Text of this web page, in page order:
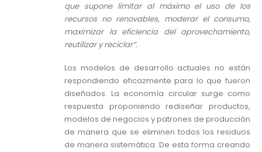
que supone limitar al máximo el uso de los
recursos no renovables, moderar el consumo,
maximizar la eficiencia del aprovechamiento,
reutilizar y reciclar”.
Los modelos de desarrollo actuales no están
respondiendo eficazmente para lo que fueron
diseñados. La economía circular surge como
respuesta proponiendo rediseñar productos,
modelos de negocios y patrones de producción
de manera que se eliminen todos los residuos
de manera sistemática. De esta forma creando